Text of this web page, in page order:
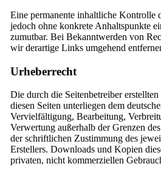
Eine permanente inhaltliche Kontrolle
jedoch ohne konkrete Anhaltspunkte
zumutbar. Bei Bekanntwerden von
wir derartige Links umgehend
Urheberrecht
Die durch die Seitenbetreiber
diesen Seiten unterliegen dem
Vervielfältigung, Bearbeitung,
Verwertung außerhalb der Grenzen
der schriftlichen Zustimmung des
Erstellers. Downloads und Kopien
privaten, nicht kommerziellen